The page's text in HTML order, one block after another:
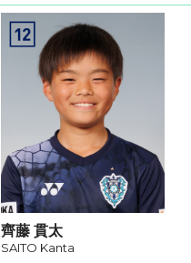
齊藤 貫太
SAITO Kanta